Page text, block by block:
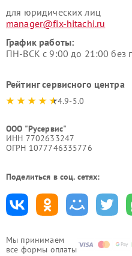
Мы принимаем
все формы оплаты
для юридических лиц
manager@fix-hitachi.ru
График работы:
ПН-ВСК с 9:00 до 21:00 без
Рейтинг сервисного центра
4.9-5.0
ООО "Русервис"
ИНН 7702633247
ОГРН 1077746335776
Поделиться в соц. сетях: